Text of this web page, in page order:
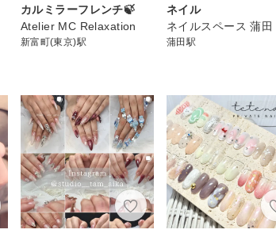
カルミラーフレンチ🍃
Atelier MC Relaxation
新富町(東京)駅
ネイル
ネイルスペース 蒲田
蒲田駅